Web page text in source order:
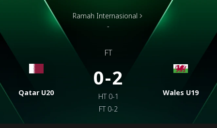
Qatar U20
Ramah Internasional
-
FT
0-2
HT 0-1
FT 0-2
Wales U19